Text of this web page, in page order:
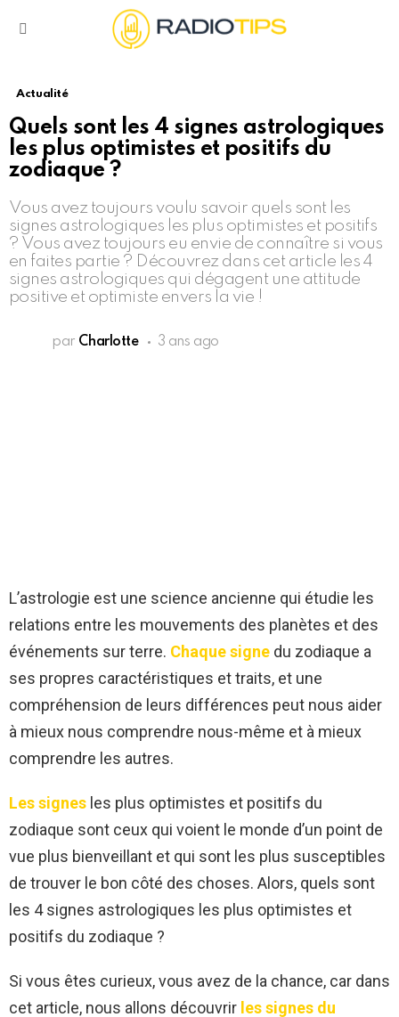
Actualité
Quels sont les 4 signes astrologiques
les plus optimistes et positifs du
zodiaque ?
Vous avez toujours voulu savoir quels sont les
signes astrologiques les plus optimistes et positifs
? Vous avez toujours eu envie de connaître si vous
en faites partie ? Découvrez dans cet article les 4
signes astrologiques qui dégagent une attitude
positive et optimiste envers la vie !
par Charlotte 3 ans ago
L’astrologie est une science ancienne qui étudie les
relations entre les mouvements des planètes et des
événements sur terre. Chaque signe du zodiaque a
ses propres caractéristiques et traits, et une
compréhension de leurs différences peut nous aider
à mieux nous comprendre nous-même et à mieux
comprendre les autres.
Les signes les plus optimistes et positifs du
zodiaque sont ceux qui voient le monde d’un point de
vue plus bienveillant et qui sont les plus susceptibles
de trouver le bon côté des choses. Alors, quels sont
les 4 signes astrologiques les plus optimistes et
positifs du zodiaque ?
Si vous êtes curieux, vous avez de la chance, car dans
cet article, nous allons découvrir les signes du